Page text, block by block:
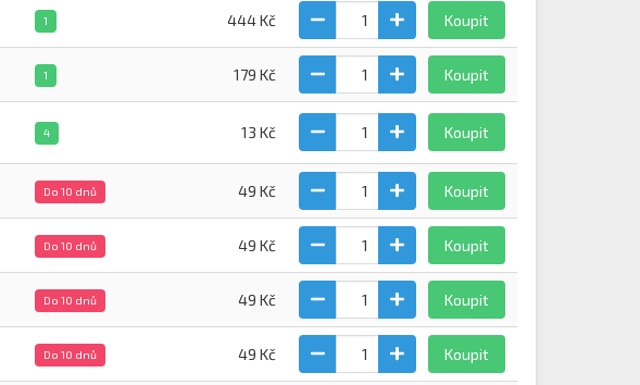
1 444 Kč Koupit
1 179 Kč Koupit
4 13 Kč Koupit
Do 10 dnů 49 Kč Koupit
Do 10 dnů 49 Kč Koupit
Do 10 dnů 49 Kč Koupit
Do 10 dnů 49 Kč Koupit